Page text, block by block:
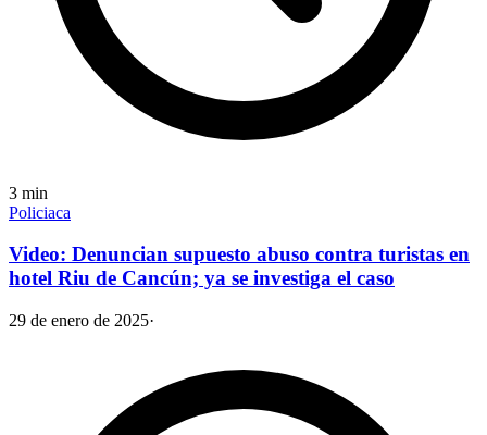
3 min
Policiaca
Video: Denuncian supuesto abuso contra turistas en
hotel Riu de Cancún; ya se investiga el caso
29 de enero de 2025·